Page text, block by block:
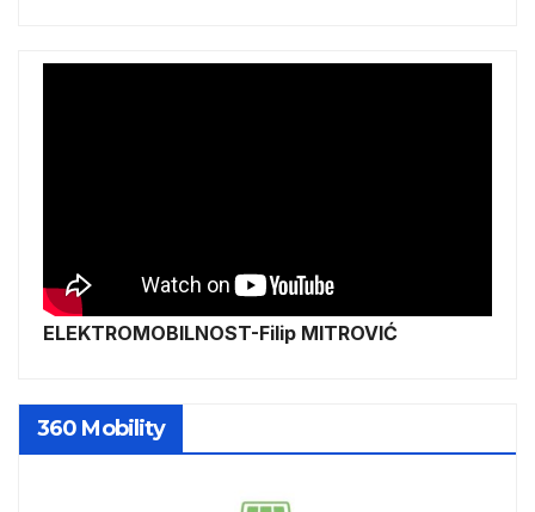
ELEKTROMOBILNOST-Filip MITROVIĆ
360 Mobility